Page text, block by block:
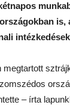
is,
– írta